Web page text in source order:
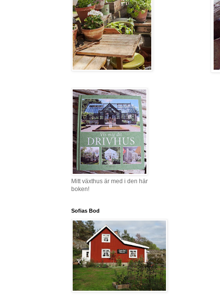
Mitt växthus är med i den här
boken!
Sofias Bod